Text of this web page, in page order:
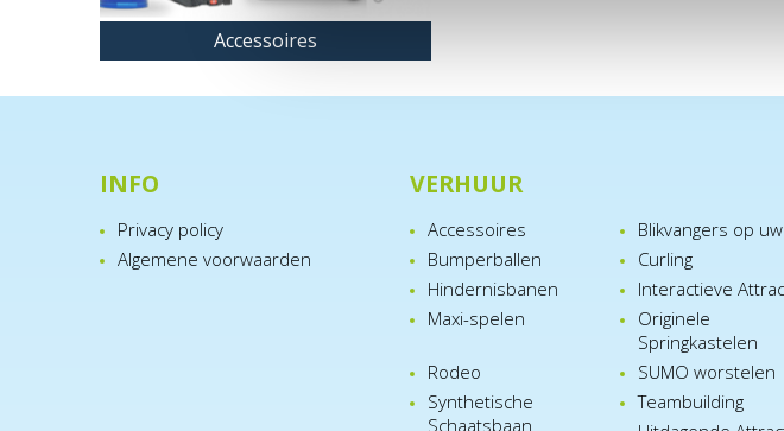
Accessoires
INFO
Privacy policy
Algemene voorwaarden
VERHUUR
Accessoires
Blikvangers op
Bumperballen
Curling
Hindernisbanen
Interactieve
Maxi-spelen
Originele
Springkastelen
Rodeo
SUMO worstelen
Synthetische
Schaatsbaan
Teambuilding